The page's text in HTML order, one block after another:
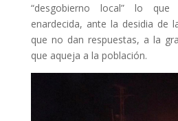
“desgobierno local” lo
enardecida, ante la desidia de
que no dan respuestas, a la
que aqueja a la población.